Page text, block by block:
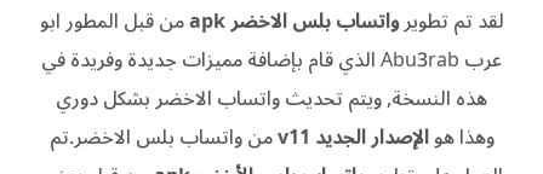
لقد تم تطويرواتساب بلس الاخضرapkمن قبل المطور ابو
عرب Abu3rab الذي قام بإضافة مميزات جديدة وفريدة في
هذه النسخة, ويتم تحديث واتساب الاخضر بشكل دوري
وهذا هوالإصدار الجديد v11 من واتساب بلس الاخضر.تم